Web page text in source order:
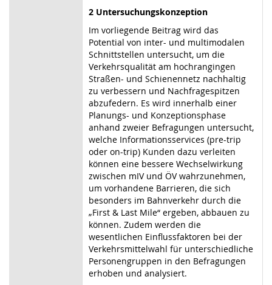
2 Untersuchungskonzeption
Im vorliegende Beitrag wird das
Potential von inter- und multimodalen
Schnittstellen untersucht, um die
Verkehrsqualität am hochrangingen
Straßen- und Schienennetz nachhaltig
zu verbessern und Nachfragespitzen
abzufedern. Es wird innerhalb einer
Planungs- und Konzeptionsphase
anhand zweier Befragungen untersucht,
welche Informationsservices (pre-trip
oder on-trip) Kunden dazu verleiten
können eine bessere Wechselwirkung
zwischen mIV und ÖV wahrzunehmen,
um vorhandene Barrieren, die sich
besonders im Bahnverkehr durch die
„First & Last Mile“ ergeben, abbauen zu
können. Zudem werden die
wesentlichen Einflussfaktoren bei der
Verkehrsmittelwahl für unterschiedliche
Personengruppen in den Befragungen
erhoben und analysiert.